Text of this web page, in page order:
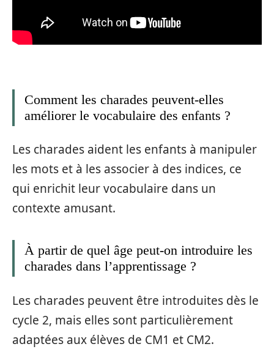
Comment les charades peuvent-elles
améliorer le vocabulaire des enfants ?
Les charades aident les enfants à manipuler
les mots et à les associer à des indices, ce
qui enrichit leur vocabulaire dans un
contexte amusant.
À partir de quel âge peut-on introduire les
charades dans l’apprentissage ?
Les charades peuvent être introduites dès le
cycle 2, mais elles sont particulièrement
adaptées aux élèves de CM1 et CM2.